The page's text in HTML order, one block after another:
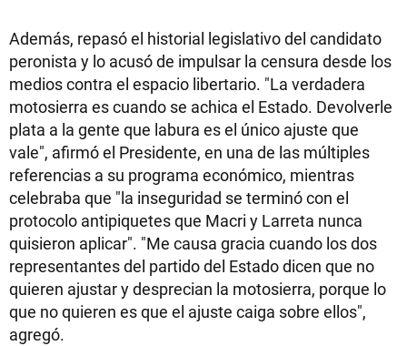
Además, repasó el historial legislativo del candidato
peronista y lo acusó de impulsar la censura desde los
medios contra el espacio libertario. "La verdadera
motosierra es cuando se achica el Estado. Devolverle
plata a la gente que labura es el único ajuste que
vale", afirmó el Presidente, en una de las múltiples
referencias a su programa económico, mientras
celebraba que "la inseguridad se terminó con el
protocolo antipiquetes que Macri y Larreta nunca
quisieron aplicar". "Me causa gracia cuando los dos
representantes del partido del Estado dicen que no
quieren ajustar y desprecian la motosierra, porque lo
que no quieren es que el ajuste caiga sobre ellos",
agregó.